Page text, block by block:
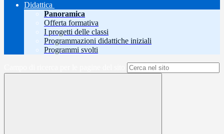
Didattica
Panoramica
Offerta formativa
I progetti delle classi
Programmazioni didattiche iniziali
Programmi svolti